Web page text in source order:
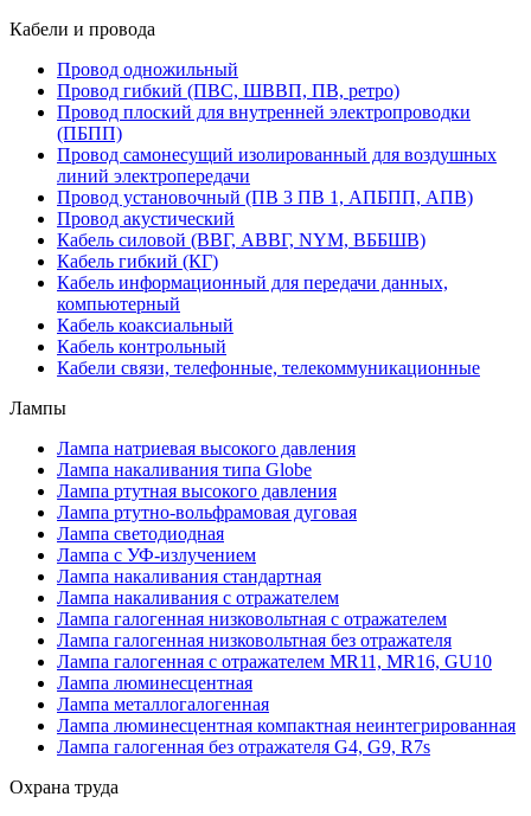
Кабели и провода
Провод одножильный
Провод гибкий (ПВС, ШВВП, ПВ, ретро)
Провод плоский для внутренней электропроводки
(ПБПП)
Провод самонесущий изолированный для воздушных
линий электропередачи
Провод установочный (ПВ 3 ПВ 1, АПБПП, АПВ)
Провод акустический
Кабель силовой (ВВГ, АВВГ, NYM, ВББШВ)
Кабель гибкий (КГ)
Кабель информационный для передачи данных,
компьютерный
Кабель коаксиальный
Кабель контрольный
Кабели связи, телефонные, телекоммуникационные
Лампы
Лампа натриевая высокого давления
Лампа накаливания типа Globe
Лампа ртутная высокого давления
Лампа ртутно-вольфрамовая дуговая
Лампа светодиодная
Лампа с УФ-излучением
Лампа накаливания стандартная
Лампа накаливания с отражателем
Лампа галогенная низковольтная с отражателем
Лампа галогенная низковольтная без отражателя
Лампа галогенная с отражателем MR11, MR16, GU10
Лампа люминесцентная
Лампа металлогалогенная
Лампа люминесцентная компактная неинтегрированная
Лампа галогенная без отражателя G4, G9, R7s
Охрана труда